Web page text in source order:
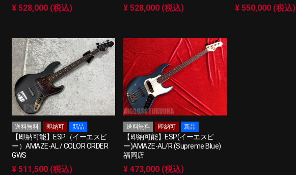
¥ 528,000 (税込) ¥ 528,000 (税込) ¥ 550,000 (税込)
送料無料 即納可 新品
【即納可能】ESP（イーエスピ
ー）AMAZE-AL / COLOR ORDER
GWS
¥ 511,500 (税込)
送料無料 即納可 新品
【即納可能】ESP(イーエスピ
ー)AMAZE-AL/R (Supreme Blue)
福岡店
¥ 473,000 (税込)